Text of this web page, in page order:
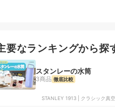
要なランキングから探
スタンレーの水筒
3商品 徹底比較
STANLEY 1913 | クラシック真